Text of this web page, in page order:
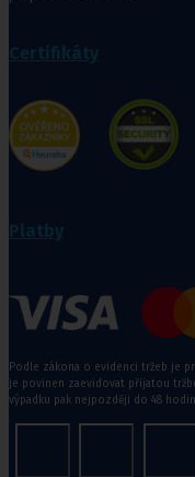
Podle zákona o evidenci tržeb je
je povinen zaevidovat přijatou
výpadku pak nejpozději do 48